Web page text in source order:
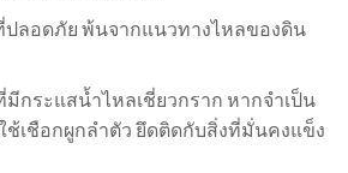
ลอดภัย พ้นจากแนวทางไหลของดิน
มีกระแสน้ำไหลเชี่ยวกราก หากจำเป็น
ช้เชือกผูกลำตัว ยึดติดกับสิ่งที่มั่นคงแข็ง